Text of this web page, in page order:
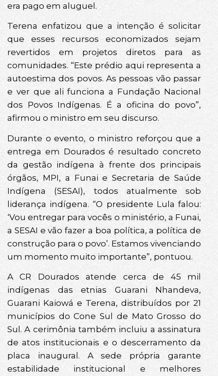
era pago em aluguel.
Terena enfatizou que a intenção é solicitar
que esses recursos economizados sejam
revertidos em projetos diretos para as
comunidades. “Este prédio aqui representa a
autoestima dos povos. As pessoas vão passar
e ver que ali funciona a Fundação Nacional
dos Povos Indígenas. É a oficina do povo”,
afirmou o ministro em seu discurso.
Durante o evento, o ministro reforçou que a
entrega em Dourados é resultado concreto
da gestão indígena à frente dos principais
órgãos, MPI, a Funai e Secretaria de Saúde
Indígena (SESAI), todos atualmente sob
liderança indígena. “O presidente Lula falou:
‘Vou entregar para vocês o ministério, a Funai,
a SESAI e vão fazer a boa política, a política de
construção para o povo’. Estamos vivenciando
um momento muito importante”, pontuou.
A CR Dourados atende cerca de 45 mil
indígenas das etnias Guarani Nhandeva,
Guarani Kaiowá e Terena, distribuídos por 21
municípios do Cone Sul de Mato Grosso do
Sul. A cerimônia também incluiu a assinatura
de atos institucionais e o descerramento da
placa inaugural. A sede própria garante
estabilidade institucional e melhores